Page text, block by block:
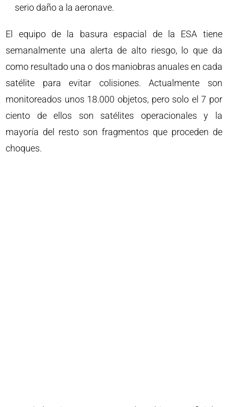
serio daño a la aeronave.
El equipo de la basura espacial de la ESA tiene
semanalmente una alerta de alto riesgo, lo que da
como resultado una o dos maniobras anuales en cada
satélite para evitar colisiones. Actualmente son
monitoreados unos 18.000 objetos, pero solo el 7 por
ciento de ellos son satélites operacionales y la
mayoría del resto son fragmentos que proceden de
choques.